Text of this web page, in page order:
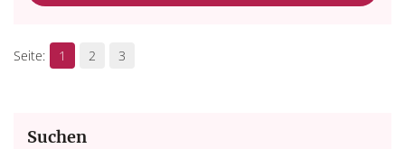
1 2 3
Suchen